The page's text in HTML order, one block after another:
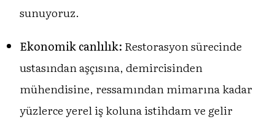
sunuyoruz.
Ekonomik canlılık: Restorasyon sürecinde
ustasından aşçısına, demircisinden
mühendisine, ressamından mimarına kadar
yüzlerce yerel iş koluna istihdam ve gelir